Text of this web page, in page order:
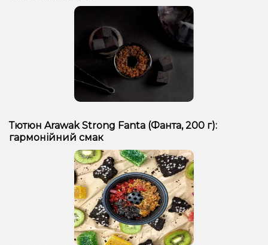
Тютюн Arawak Strong Fanta (Фанта, 200 г):
гармонійний смак